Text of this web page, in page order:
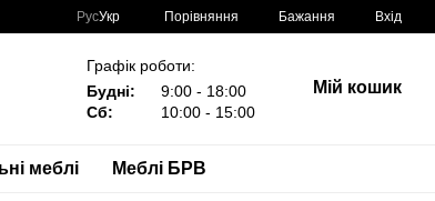
РусУкр Порівняння Бажання Вхід
Графік роботи:
Будні:
9:00 - 18:00
Сб:
10:00 - 15:00
Мій кошик
меблі Меблі БРВ